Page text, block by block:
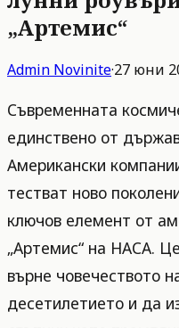
„Артемис“
Admin Novinite·27 юни
Съвременната
единствено от
Американски
тестват ново
ключов елемент от
„Артемис“ на НАСА.
върне човечеството
десетилетието и да